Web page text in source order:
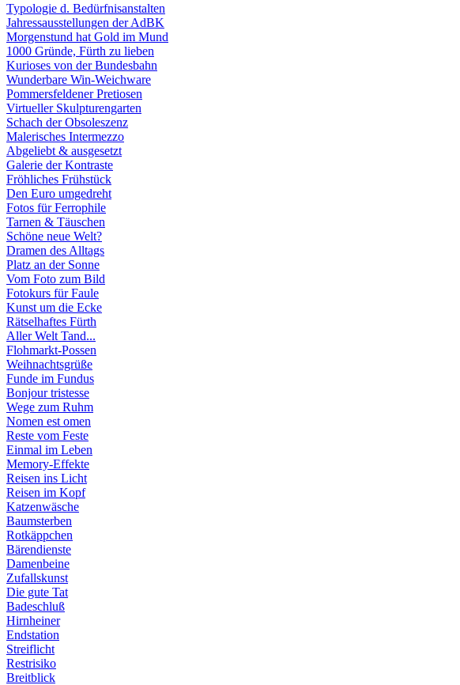
Typologie d. Bedürfnisanstalten
Jahressausstellungen der AdBK
Morgenstund hat Gold im Mund
1000 Gründe, Fürth zu lieben
Kurioses von der Bundesbahn
Wunderbare Win-Weichware
Pommersfeldener Pretiosen
Virtueller Skulpturengarten
Schach der Obsoleszenz
Malerisches Intermezzo
Abgeliebt & ausgesetzt
Galerie der Kontraste
Fröhliches Frühstück
Den Euro umgedreht
Fotos für Ferrophile
Tarnen & Täuschen
Schöne neue Welt?
Dramen des Alltags
Platz an der Sonne
Vom Foto zum Bild
Fotokurs für Faule
Kunst um die Ecke
Rätselhaftes Fürth
Aller Welt Tand...
Flohmarkt-Possen
Weihnachtsgrüße
Funde im Fundus
Bonjour tristesse
Wege zum Ruhm
Nomen est omen
Reste vom Feste
Einmal im Leben
Memory-Effekte
Reisen ins Licht
Reisen im Kopf
Katzenwäsche
Baumsterben
Rotkäppchen
Bärendienste
Damenbeine
Zufallskunst
Die gute Tat
Badeschluß
Hirnheiner
Endstation
Streiflicht
Restrisiko
Breitblick